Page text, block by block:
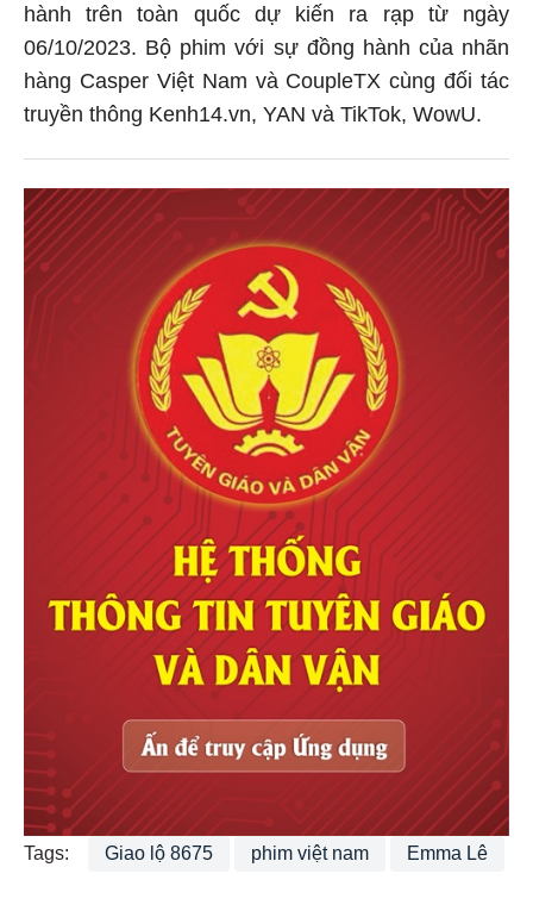
hành trên toàn quốc dự kiến ra rạp từ ngày
06/10/2023. Bộ phim với sự đồng hành của nhãn
hàng Casper Việt Nam và CoupleTX cùng đối tác
truyền thông Kenh14.vn, YAN và TikTok, WowU.
Tags: Giao lộ 8675 phim việt nam Emma Lê